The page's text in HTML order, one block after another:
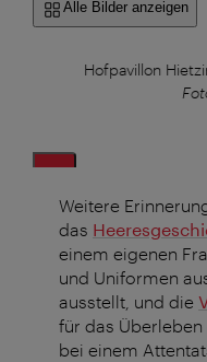
Alle Bilder anzeigen
Hofpavillon
Weitere
das
einem eigenen
und Uniformen
ausstellt, und die
für das Überleben
bei einem